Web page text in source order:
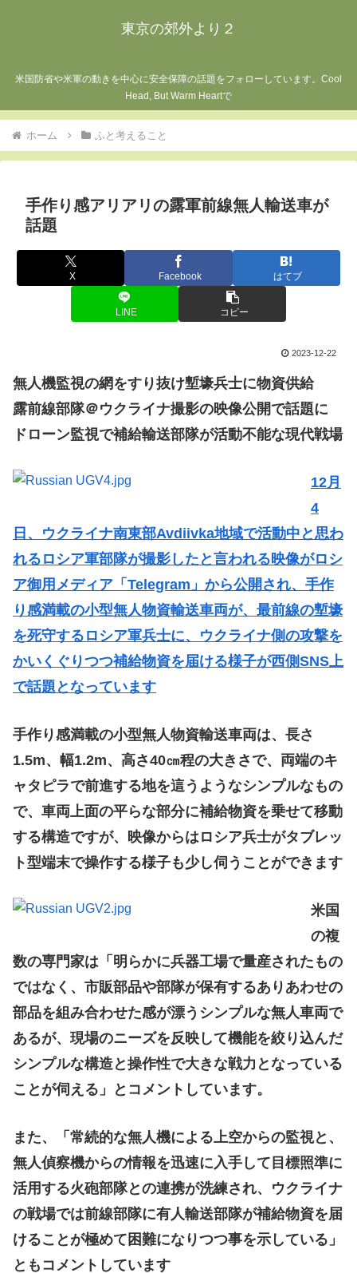
東京の郊外より２
米国防省や米軍の動きを中心に安全保障の話題をフォローしています。Cool
Head, But Warm Heartで
ホーム ふと考えること
手作り感アリアリの露軍前線無人輸送車が
話題
X Facebook はてブ
LINE コピー
2023-12-22
無人機監視の網をすり抜け塹壕兵士に物資供給
露前線部隊＠ウクライナ撮影の映像公開で話題に
ドローン監視で補給輸送部隊が活動不能な現代戦場
12月
4
日、ウクライナ南東部Avdiivka地域で活動中と思わ
れるロシア軍部隊が撮影したと言われる映像がロシ
ア御用メディア「Telegram」から公開され、手作
り感満載の小型無人物資輸送車両が、最前線の塹壕
を死守するロシア軍兵士に、ウクライナ側の攻撃を
かいくぐりつつ補給物資を届ける様子が西側SNS上
で話題となっています
手作り感満載の小型無人物資輸送車両は、長さ
1.5m、幅1.2m、高さ40㎝程の大きさで、両端のキ
ャタピラで前進する地を這うようなシンプルなもの
で、車両上面の平らな部分に補給物資を乗せて移動
する構造ですが、映像からはロシア兵士がタブレッ
ト型端末で操作する様子も少し伺うことができます
米国
の複
数の専門家は「明らかに兵器工場で量産されたもの
ではなく、市販部品や部隊が保有するありあわせの
部品を組み合わせた感が漂うシンプルな無人車両で
あるが、現場のニーズを反映して機能を絞り込んだ
シンプルな構造と操作性で大きな戦力となっている
ことが伺える」とコメントしています。
また、「常続的な無人機による上空からの監視と、
無人偵察機からの情報を迅速に入手して目標照準に
活用する火砲部隊との連携が洗練され、ウクライナ
の戦場では前線部隊に有人輸送部隊が補給物資を届
けることが極めて困難になりつつ事を示している」
ともコメントしています